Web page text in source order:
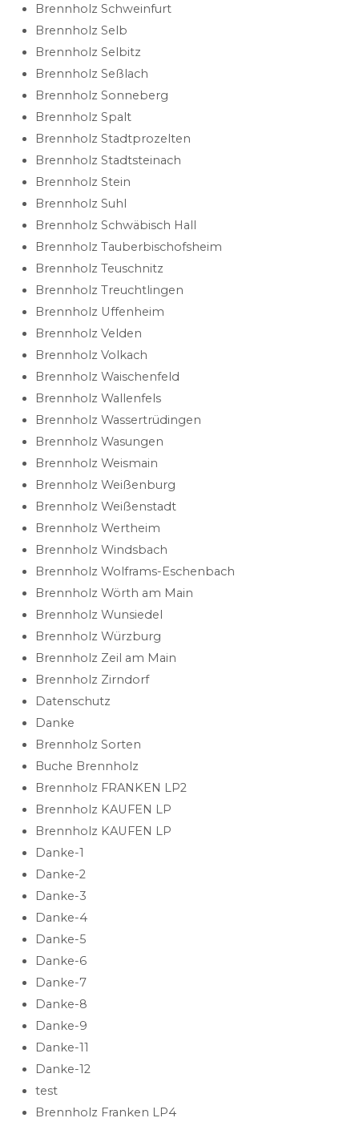
Brennholz Schweinfurt
Brennholz Selb
Brennholz Selbitz
Brennholz Seßlach
Brennholz Sonneberg
Brennholz Spalt
Brennholz Stadtprozelten
Brennholz Stadtsteinach
Brennholz Stein
Brennholz Suhl
Brennholz Schwäbisch Hall
Brennholz Tauberbischofsheim
Brennholz Teuschnitz
Brennholz Treuchtlingen
Brennholz Uffenheim
Brennholz Velden
Brennholz Volkach
Brennholz Waischenfeld
Brennholz Wallenfels
Brennholz Wassertrüdingen
Brennholz Wasungen
Brennholz Weismain
Brennholz Weißenburg
Brennholz Weißenstadt
Brennholz Wertheim
Brennholz Windsbach
Brennholz Wolframs-Eschenbach
Brennholz Wörth am Main
Brennholz Wunsiedel
Brennholz Würzburg
Brennholz Zeil am Main
Brennholz Zirndorf
Datenschutz
Danke
Brennholz Sorten
Buche Brennholz
Brennholz FRANKEN LP2
Brennholz KAUFEN LP
Brennholz KAUFEN LP
Danke-1
Danke-2
Danke-3
Danke-4
Danke-5
Danke-6
Danke-7
Danke-8
Danke-9
Danke-11
Danke-12
test
Brennholz Franken LP4